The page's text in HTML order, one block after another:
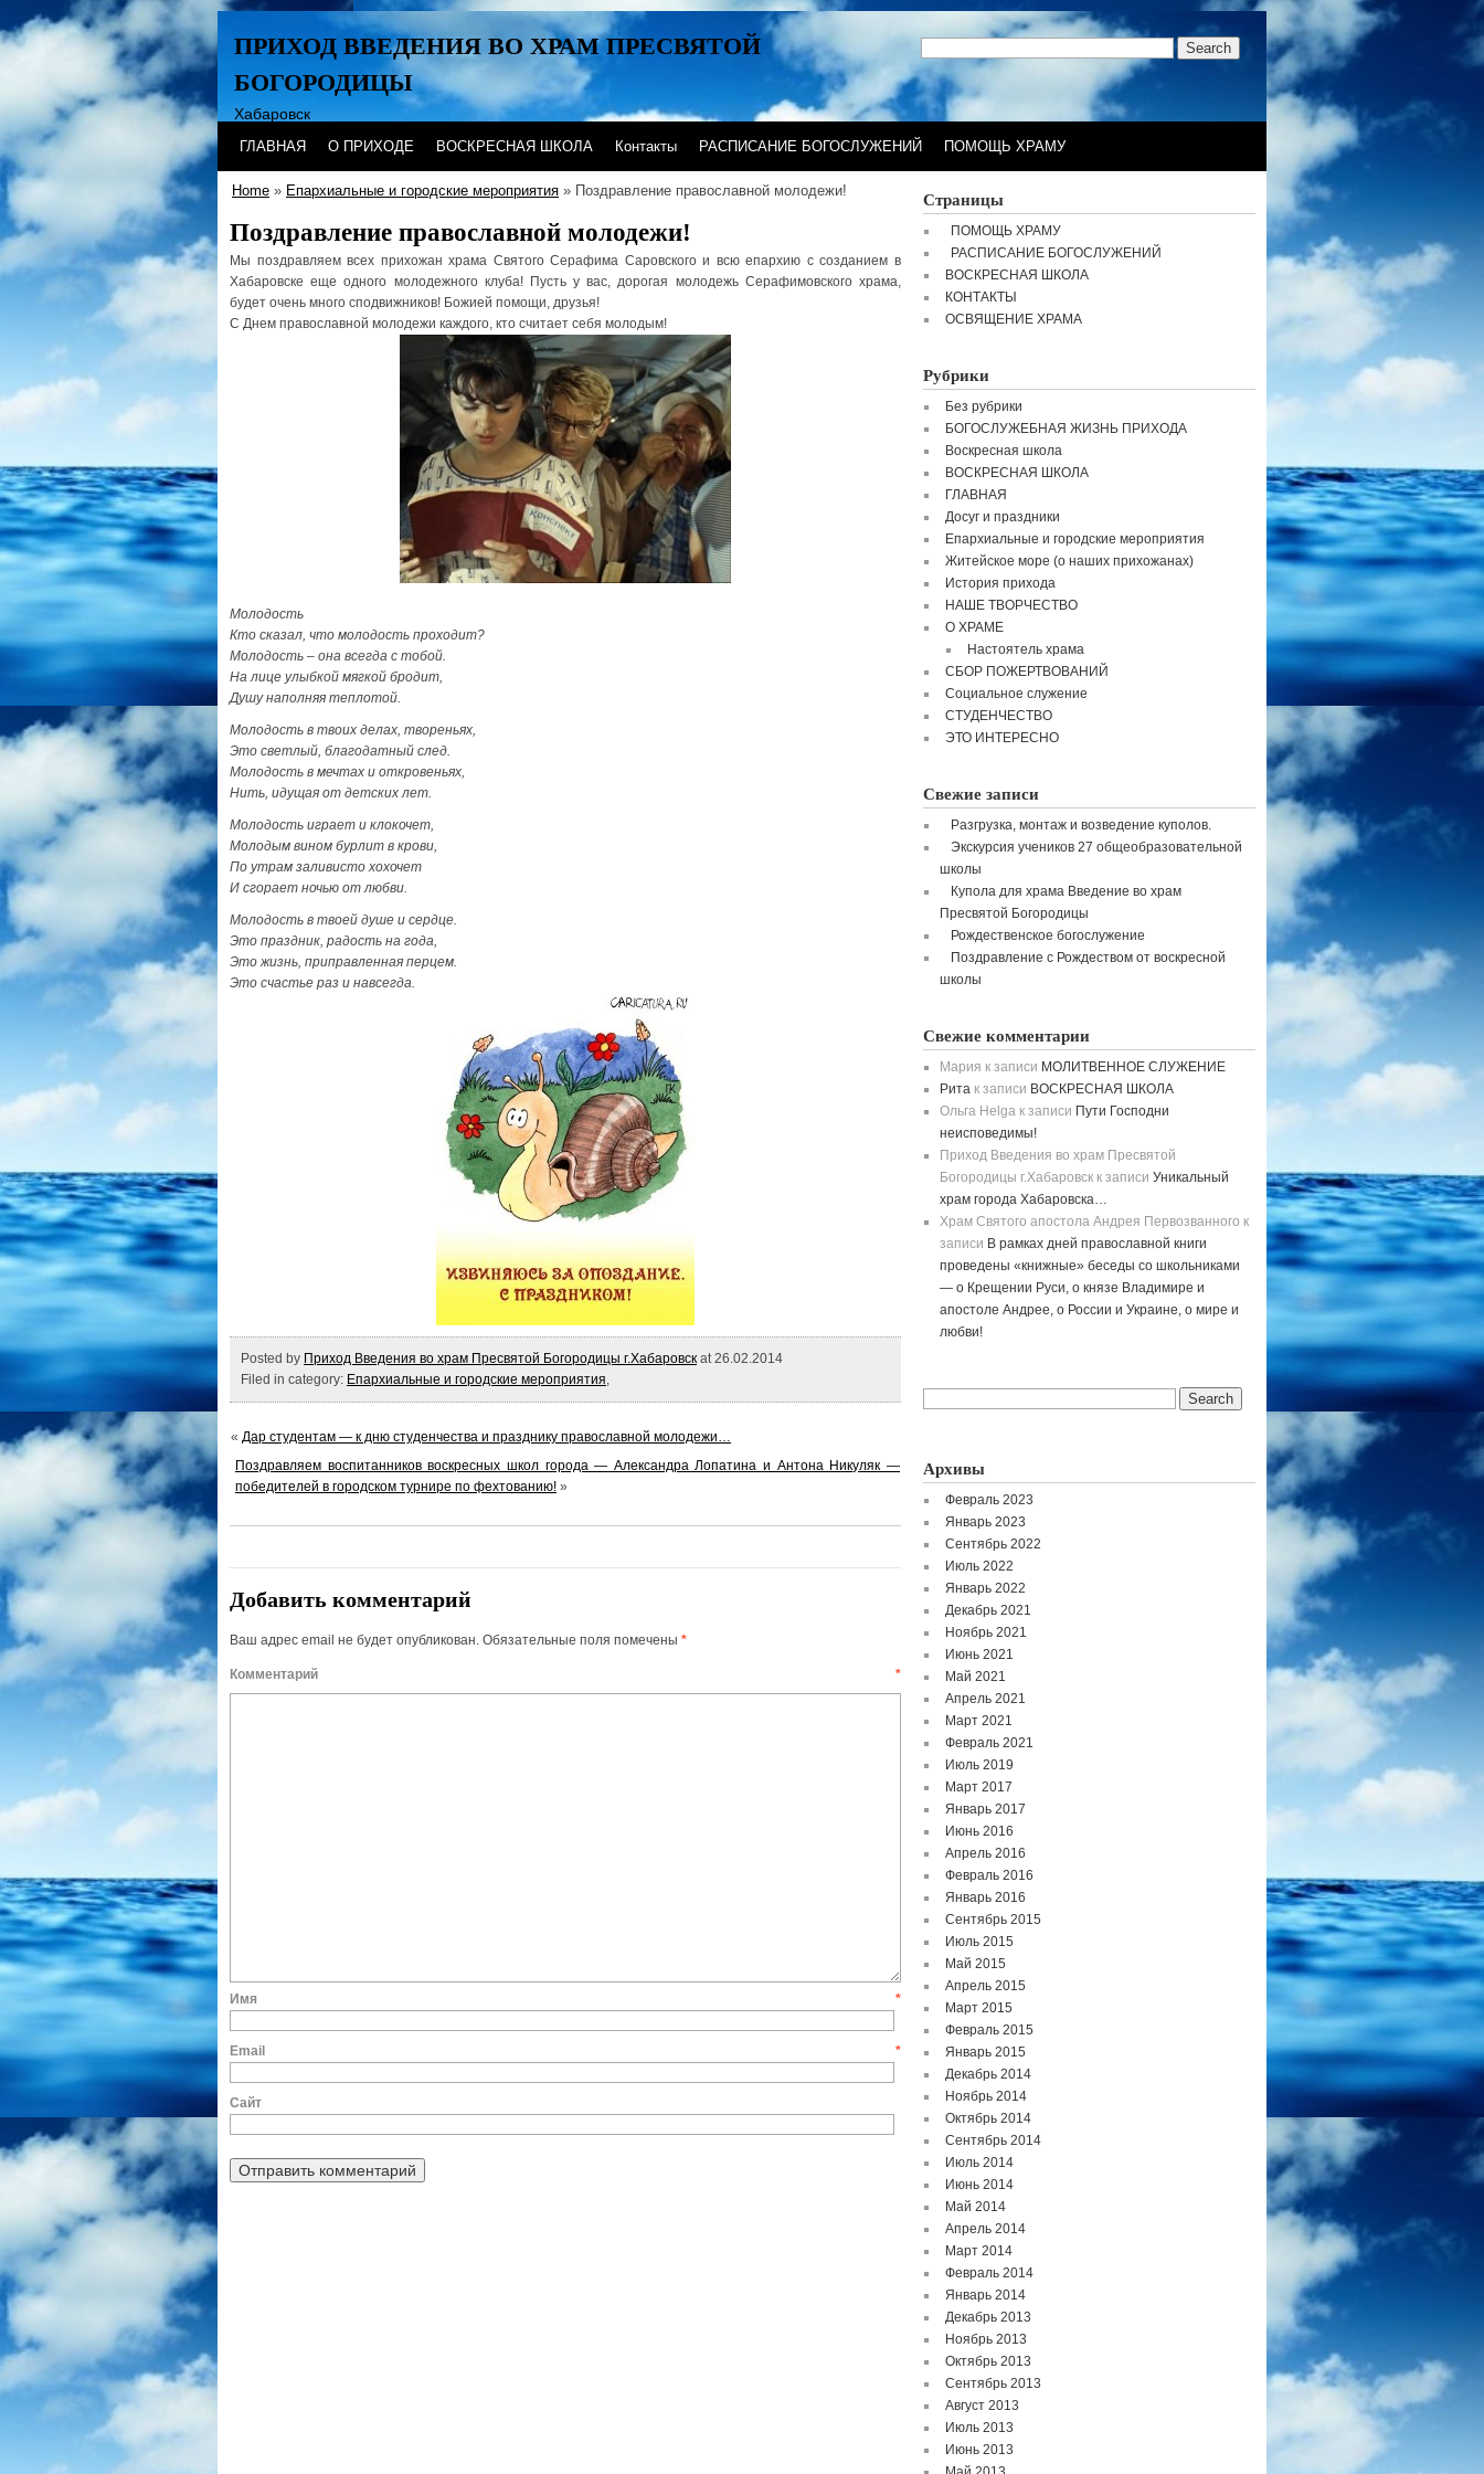
ПРИХОД ВВЕДЕНИЯ ВО ХРАМ ПРЕСВЯТОЙ
БОГОРОДИЦЫ
Хабаровск
ГЛАВНАЯ О ПРИХОДЕ ВОСКРЕСНАЯ ШКОЛА Контакты РАСПИСАНИЕ БОГОСЛУЖЕНИЙ ПОМОЩЬ ХРАМУ
Home » Епархиальные и городские мероприятия » Поздравление православной молодежи!
Поздравление православной молодежи!
Мы поздравляем всех прихожан храма Святого Серафима Саровского и всю епархию с созданием в
Хабаровске еще одного молодежного клуба! Пусть у вас, дорогая молодежь Серафимовского храма,
будет очень много сподвижников! Божией помощи, друзья!
С Днем православной молодежи каждого, кто считает себя молодым!
Молодость
Кто сказал, что молодость проходит?
Молодость – она всегда с тобой.
На лице улыбкой мягкой бродит,
Душу наполняя теплотой.
Молодость в твоих делах, твореньях,
Это светлый, благодатный след.
Молодость в мечтах и откровеньях,
Нить, идущая от детских лет.
Молодость играет и клокочет,
Молодым вином бурлит в крови,
По утрам заливисто хохочет
И сгорает ночью от любви.
Молодость в твоей душе и сердце.
Это праздник, радость на года,
Это жизнь, приправленная перцем.
Это счастье раз и навсегда.
Posted by Приход Введения во храм Пресвятой Богородицы г.Хабаровск at 26.02.2014
Filed in category: Епархиальные и городские мероприятия,
« Дар студентам — к дню студенчества и празднику православной молодежи…
Поздравляем воспитанников воскресных школ города — Александра Лопатина и Антона Никуляк —
победителей в городском турнире по фехтованию! »
Добавить комментарий
Ваш адрес email не будет опубликован. Обязательные поля помечены *
Комментарий *
Имя *
Email *
Сайт
Страницы
ПОМОЩЬ ХРАМУ
РАСПИСАНИЕ БОГОСЛУЖЕНИЙ
ВОСКРЕСНАЯ ШКОЛА
КОНТАКТЫ
ОСВЯЩЕНИЕ ХРАМА
Рубрики
Без рубрики
БОГОСЛУЖЕБНАЯ ЖИЗНЬ ПРИХОДА
Воскресная школа
ВОСКРЕСНАЯ ШКОЛА
ГЛАВНАЯ
Досуг и праздники
Епархиальные и городские мероприятия
Житейское море (о наших прихожанах)
История прихода
НАШЕ ТВОРЧЕСТВО
О ХРАМЕ
Настоятель храма
СБОР ПОЖЕРТВОВАНИЙ
Социальное служение
СТУДЕНЧЕСТВО
ЭТО ИНТЕРЕСНО
Свежие записи
Разгрузка, монтаж и возведение куполов.
Экскурсия учеников 27 общеобразовательной
школы
Купола для храма Введение во храм
Пресвятой Богородицы
Рождественское богослужение
Поздравление с Рождеством от воскресной
школы
Свежие комментарии
Мария к записи МОЛИТВЕННОЕ СЛУЖЕНИЕ
Рита к записи ВОСКРЕСНАЯ ШКОЛА
Ольга Helga к записи Пути Господни
неисповедимы!
Приход Введения во храм Пресвятой
Богородицы г.Хабаровск к записи Уникальный
храм города Хабаровска…
Храм Святого апостола Андрея Первозванного к
записи В рамках дней православной книги
проведены «книжные» беседы со школьниками
— о Крещении Руси, о князе Владимире и
апостоле Андрее, о России и Украине, о мире и
любви!
Архивы
Февраль 2023
Январь 2023
Сентябрь 2022
Июль 2022
Январь 2022
Декабрь 2021
Ноябрь 2021
Июнь 2021
Май 2021
Апрель 2021
Март 2021
Февраль 2021
Июль 2019
Март 2017
Январь 2017
Июнь 2016
Апрель 2016
Февраль 2016
Январь 2016
Сентябрь 2015
Июль 2015
Май 2015
Апрель 2015
Март 2015
Февраль 2015
Январь 2015
Декабрь 2014
Ноябрь 2014
Октябрь 2014
Сентябрь 2014
Июль 2014
Июнь 2014
Май 2014
Апрель 2014
Март 2014
Февраль 2014
Январь 2014
Декабрь 2013
Ноябрь 2013
Октябрь 2013
Сентябрь 2013
Август 2013
Июль 2013
Июнь 2013